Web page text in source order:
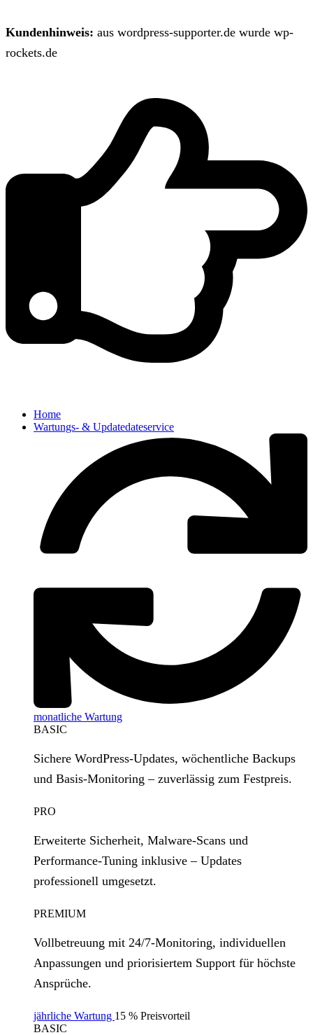
Kundenhinweis: aus wordpress-supporter.de wurde wp-
rockets.de
Home
Wartungs- & Updatedateservice
monatliche Wartung
BASIC
Sichere WordPress‑Updates, wöchentliche Backups
und Basis‑Monitoring – zuverlässig zum Festpreis.
PRO
Erweiterte Sicherheit, Malware‑Scans und
Performance‑Tuning inklusive – Updates
professionell umgesetzt.
PREMIUM
Vollbetreuung mit 24/7‑Monitoring, individuellen
Anpassungen und priorisiertem Support für höchste
Ansprüche.
jährliche Wartung 15 % Preisvorteil
BASIC